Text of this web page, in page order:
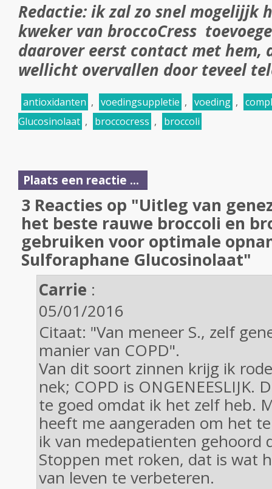
Redactie: ik zal zo snel mogelijjk
kweker van broccoCress
daarover eerst contact met hem,
wellicht overvallen door teveel
antioxidanten , voedingsuppletie , voeding ,
Glucosinolaat , broccocress , broccoli
Plaats een reactie ...
3 Reacties op "Uitleg van
het beste rauwe broccoli en
gebruiken voor optimale
Sulforaphane Glucosinolaat"
Carrie :
05/01/2016
Citaat: "Van meneer S., zelf
manier van COPD".
Van dit soort zinnen krijg ik
nek; COPD is ONGENEESLIJK.
te goed omdat ik het zelf heb.
heeft me aangeraden om het
ik van medepatienten gehoord
Stoppen met roken, dat is wat
van leven te verbeteren.